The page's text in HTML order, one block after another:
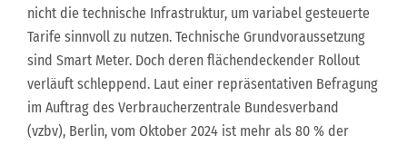
nicht die technische Infrastruktur, um variabel gesteuerte
Tarife sinnvoll zu nutzen. Technische Grundvoraussetzung
sind Smart Meter. Doch deren flächendeckender Rollout
verläuft schleppend. Laut einer repräsentativen Befragung
im Auftrag des Verbraucherzentrale Bundesverband
(vzbv), Berlin, vom Oktober 2024 ist mehr als 80 % der